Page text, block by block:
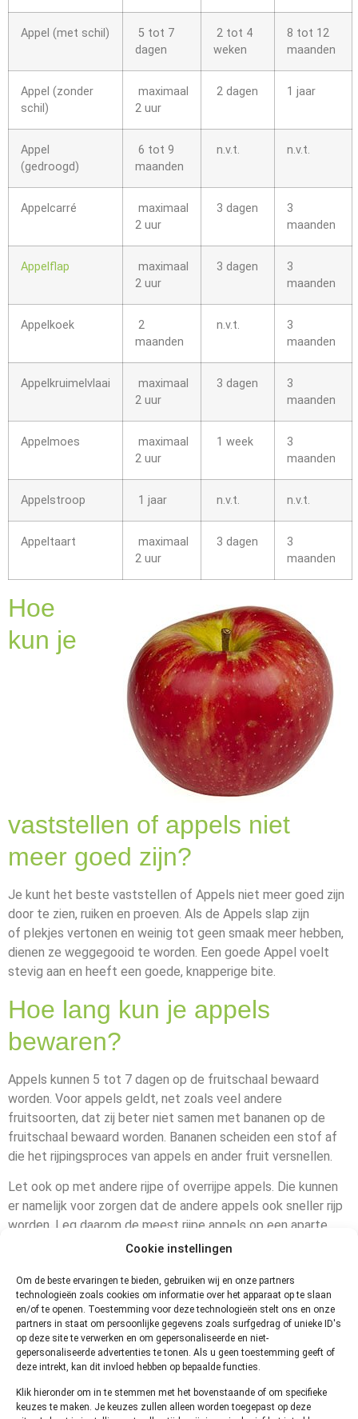
Cookie instellingen
Om de beste ervaringen te bieden, gebruiken wij en onze partners
technologieën zoals cookies om informatie over het apparaat op te slaan
en/of te openen. Toestemming voor deze technologieën stelt ons en onze
partners in staat om persoonlijke gegevens zoals surfgedrag of unieke ID's
op deze site te verwerken en om gepersonaliseerde en niet-
gepersonaliseerde advertenties te tonen. Als u geen toestemming geeft of
deze intrekt, kan dit invloed hebben op bepaalde functies.
Klik hieronder om in te stemmen met het bovenstaande of om specifieke
keuzes te maken. Je keuzes zullen alleen worden toegepast op deze
Appel (met schil)
5 tot 7
dagen
2 tot 4
weken
8 tot 12
maanden
Appel (zonder
schil)
maximaal
2 uur
2 dagen 1 jaar
Appel
(gedroogd)
6 tot 9
maanden
n.v.t. n.v.t.
Appelcarré
maximaal
2 uur
3 dagen
3
maanden
Appelflap
maximaal
2 uur
3 dagen
3
maanden
Appelkoek
2
maanden
n.v.t.
3
maanden
Appelkruimelvlaai
maximaal
2 uur
3 dagen
3
maanden
Appelmoes
maximaal
2 uur
1 week
3
maanden
Appelstroop 1 jaar n.v.t. n.v.t.
Appeltaart
maximaal
2 uur
3 dagen
3
maanden
Hoe
kun je
vaststellen of appels niet
meer goed zijn?
Je kunt het beste vaststellen of Appels niet meer goed zijn
door te zien, ruiken en proeven. Als de Appels slap zijn
of plekjes vertonen en weinig tot geen smaak meer hebben,
dienen ze weggegooid te worden. Een goede Appel voelt
stevig aan en heeft een goede, knapperige bite.
Hoe lang kun je appels
bewaren?
Appels kunnen 5 tot 7 dagen op de fruitschaal bewaard
worden. Voor appels geldt, net zoals veel andere
fruitsoorten, dat zij beter niet samen met bananen op de
fruitschaal bewaard worden. Bananen scheiden een stof af
die het rijpingsproces van appels en ander fruit versnellen.
Let ook op met andere rijpe of overrijpe appels. Die kunnen
er namelijk voor zorgen dat de andere appels ook sneller rijp
worden. Leg daarom de meest rijpe appels op een aparte
schaal. Dan kunnen ze elkaar niet beïnvloeden.
Hoe lang kun je appels bewaren
in de koelkast?
In de koelkast kunnen appels 2 tot 4 weken bewaard
worden. Bewaar de appels in een papieren zak of een plastic
lage temperatuur en hoge luchtvochtigheid. Let er hier ook